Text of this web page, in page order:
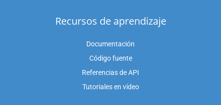
Recursos de aprendizaje
Documentación
Código fuente
Referencias de API
Tutoriales en vídeo